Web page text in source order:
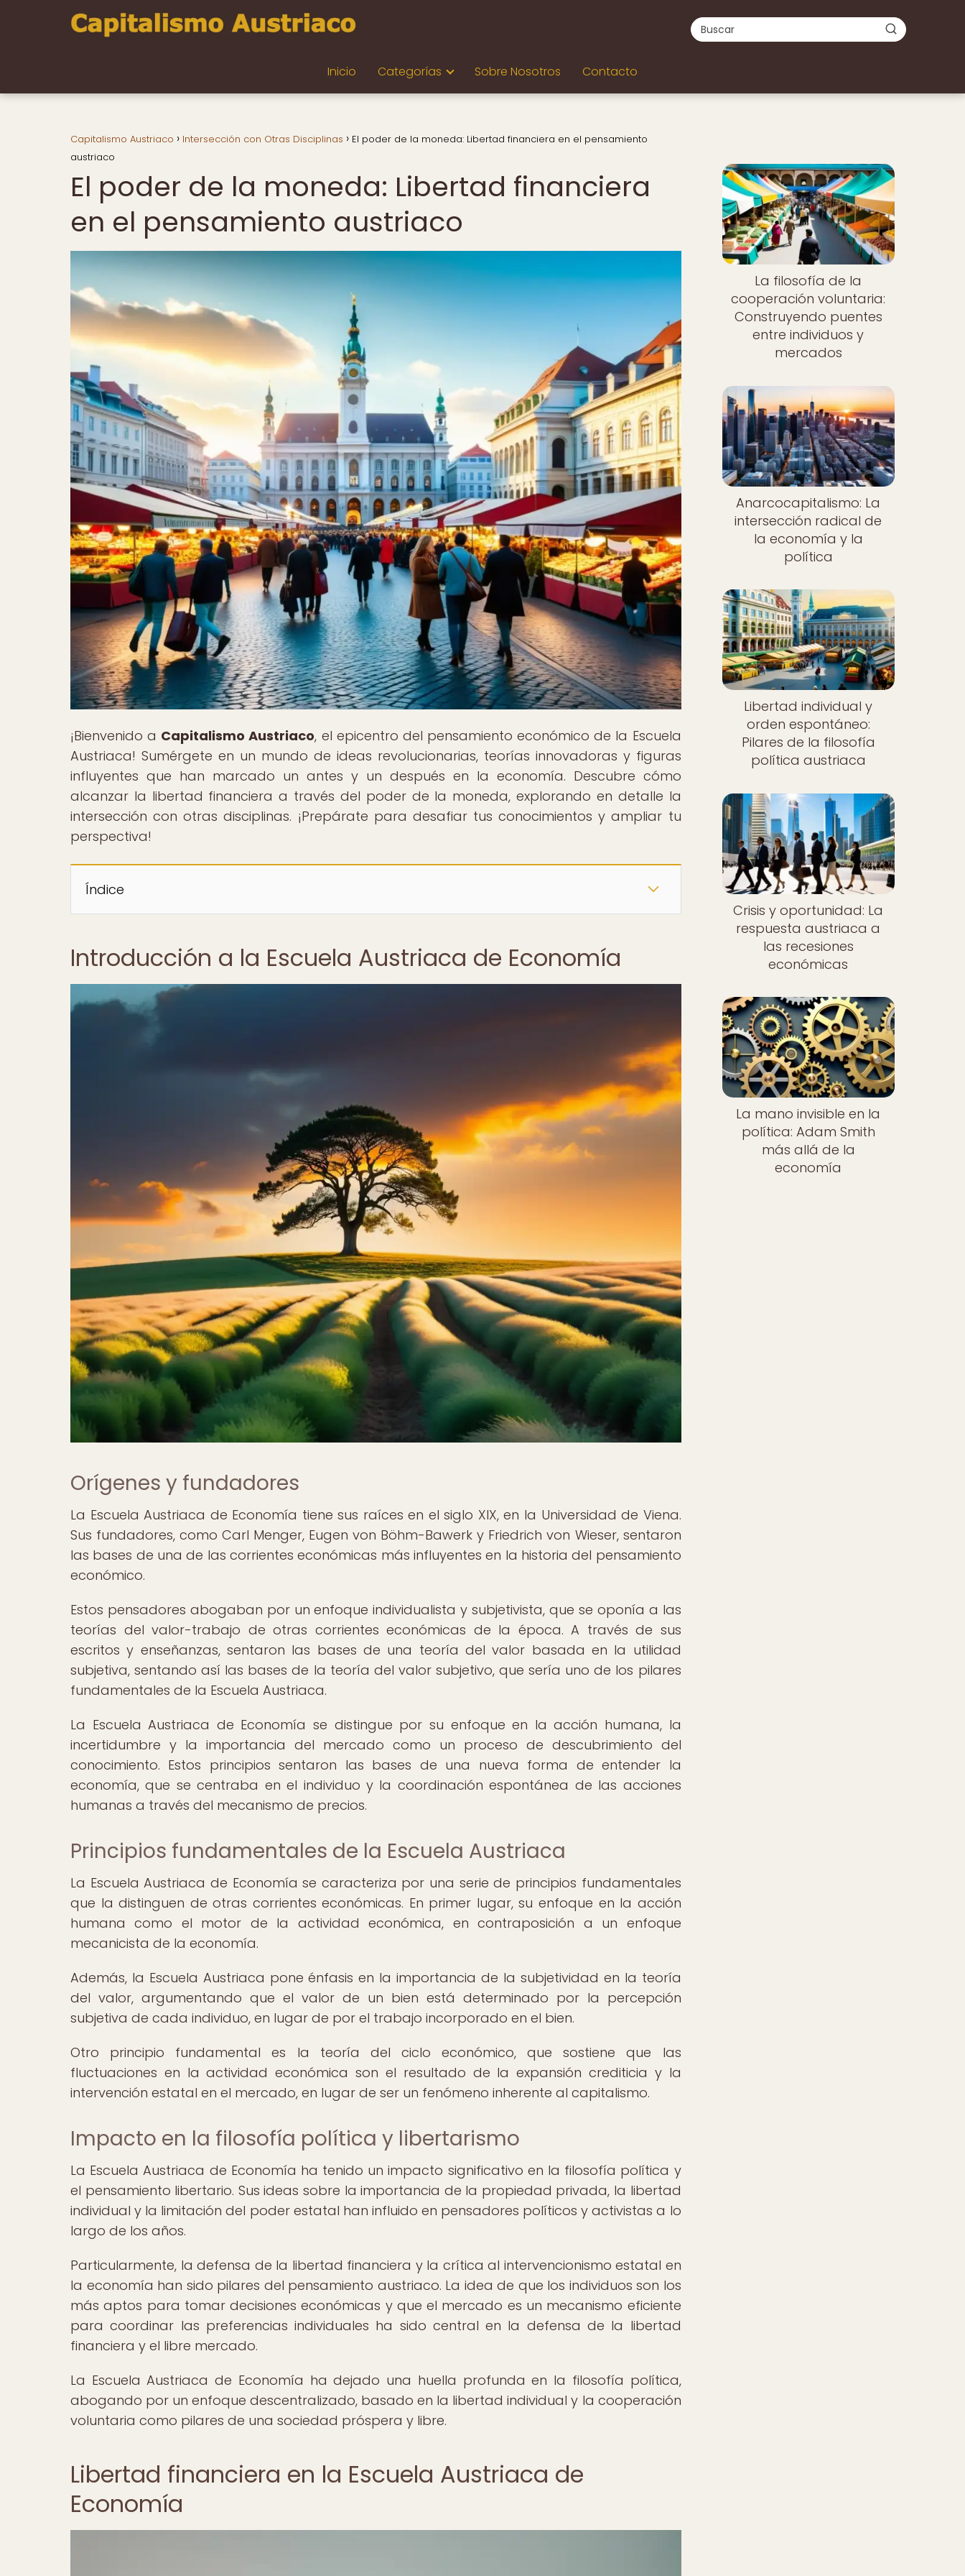
Inicio Categorías Sobre Nosotros Contacto
Capitalismo Austriaco Intersección con Otras Disciplinas
El poder de la moneda: Libertad financiera en el pensamiento
austriaco
El poder de la moneda: Libertad financiera
en el pensamiento austriaco
¡Bienvenido a Capitalismo Austriaco, el epicentro del pensamiento económico de la Escuela
Austriaca! Sumérgete en un mundo de ideas revolucionarias, teorías innovadoras y figuras
influyentes que han marcado un antes y un después en la economía. Descubre cómo
alcanzar la libertad financiera a través del poder de la moneda, explorando en detalle la
intersección con otras disciplinas. ¡Prepárate para desafiar tus conocimientos y ampliar tu
perspectiva!
Índice
Introducción a la Escuela Austriaca de Economía
Orígenes y fundadores
La Escuela Austriaca de Economía tiene sus raíces en el siglo XIX, en la Universidad de Viena.
Sus fundadores, como Carl Menger, Eugen von Böhm-Bawerk y Friedrich von Wieser, sentaron
las bases de una de las corrientes económicas más influyentes en la historia del pensamiento
económico.
Estos pensadores abogaban por un enfoque individualista y subjetivista, que se oponía a las
teorías del valor-trabajo de otras corrientes económicas de la época. A través de sus
escritos y enseñanzas, sentaron las bases de una teoría del valor basada en la utilidad
subjetiva, sentando así las bases de la teoría del valor subjetivo, que sería uno de los pilares
fundamentales de la Escuela Austriaca.
La Escuela Austriaca de Economía se distingue por su enfoque en la acción humana, la
incertidumbre y la importancia del mercado como un proceso de descubrimiento del
conocimiento. Estos principios sentaron las bases de una nueva forma de entender la
economía, que se centraba en el individuo y la coordinación espontánea de las acciones
humanas a través del mecanismo de precios.
Principios fundamentales de la Escuela Austriaca
La Escuela Austriaca de Economía se caracteriza por una serie de principios fundamentales
que la distinguen de otras corrientes económicas. En primer lugar, su enfoque en la acción
humana como el motor de la actividad económica, en contraposición a un enfoque
mecanicista de la economía.
Además, la Escuela Austriaca pone énfasis en la importancia de la subjetividad en la teoría
del valor, argumentando que el valor de un bien está determinado por la percepción
subjetiva de cada individuo, en lugar de por el trabajo incorporado en el bien.
Otro principio fundamental es la teoría del ciclo económico, que sostiene que las
fluctuaciones en la actividad económica son el resultado de la expansión crediticia y la
intervención estatal en el mercado, en lugar de ser un fenómeno inherente al capitalismo.
Impacto en la filosofía política y libertarismo
La Escuela Austriaca de Economía ha tenido un impacto significativo en la filosofía política y
el pensamiento libertario. Sus ideas sobre la importancia de la propiedad privada, la libertad
individual y la limitación del poder estatal han influido en pensadores políticos y activistas a lo
largo de los años.
Particularmente, la defensa de la libertad financiera y la crítica al intervencionismo estatal en
la economía han sido pilares del pensamiento austriaco. La idea de que los individuos son los
más aptos para tomar decisiones económicas y que el mercado es un mecanismo eficiente
para coordinar las preferencias individuales ha sido central en la defensa de la libertad
financiera y el libre mercado.
La Escuela Austriaca de Economía ha dejado una huella profunda en la filosofía política,
abogando por un enfoque descentralizado, basado en la libertad individual y la cooperación
voluntaria como pilares de una sociedad próspera y libre.
Libertad financiera en la Escuela Austriaca de
Economía
Nuevo
La filosofía de la
cooperación voluntaria:
Construyendo puentes
entre individuos y
mercados
Anarcocapitalismo: La
intersección radical de
la economía y la
política
Libertad individual y
orden espontáneo:
Pilares de la filosofía
política austriaca
Crisis y oportunidad: La
respuesta austriaca a
las recesiones
económicas
La mano invisible en la
política: Adam Smith
más allá de la
economía